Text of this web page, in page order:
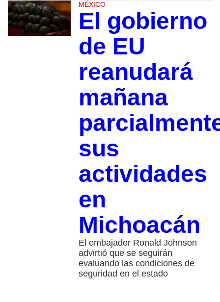
MÉXICO
El gobierno
de EU
reanudará
mañana
sus
actividades
en
Michoacán
El embajador Ronald Johnson
advirtió que se seguirán
evaluando las condiciones de
seguridad en el estado